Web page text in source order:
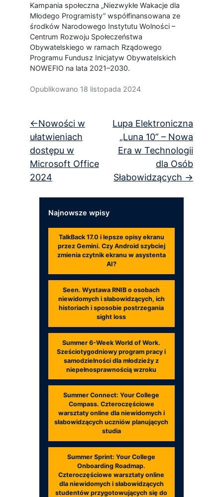
Kampania społeczna „Niezwykłe Wakacje dla
Młodego Programisty” współfinansowana ze
środków Narodowego Instytutu Wolności –
Centrum Rozwoju Społeczeństwa
Obywatelskiego w ramach Rządowego
Programu Fundusz Inicjatyw Obywatelskich
NOWEFIO na lata 2021–2030.
Opublikowano 18 listopada 2024
Nawigacja
wpisu
Nowości w
ułatwieniach
dostępu w
Microsoft Office
2024
Lupa Elektroniczna
„Luna 10” – Nowa
Era w Technologii
dla Osób
Słabowidzących
Najnowsze wpisy
TalkBack 17.0 i lepsze opisy ekranu
przez Gemini. Czy Android szybciej
zmienia czytnik ekranu w asystenta
AI?
Seen. Wystawa RNIB o osobach
niewidomych i słabowidzących, ich
historiach i sposobie postrzegania
sight loss
Summer 6-Week World of Work.
Sześciotygodniowy program pracy i
samodzielności dla młodzieży z
niepełnosprawnością wzroku
Summer Connect: Your College
Compass. Czteroczęściowe
warsztaty online dla niewidomych i
słabowidzących uczniów planujących
studia
Summer Sprint: Your College
Onboarding Roadmap.
Czteroczęściowe warsztaty online
dla niewidomych i słabowidzących
studentów przygotowujących się do